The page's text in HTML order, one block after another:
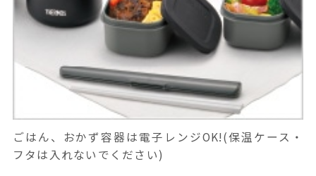
ごはん、おかず容器は電子レンジOK!(保温ケース・
フタは入れないでください)